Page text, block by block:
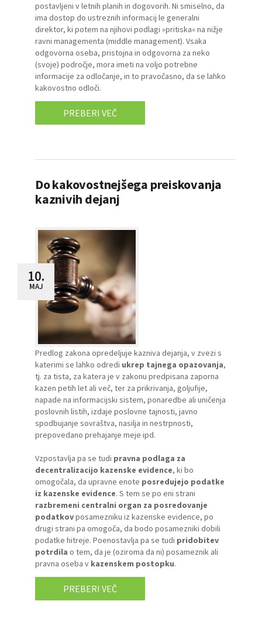
postavljeni v letnih planih in dogovorih. Ni smiselno, da
ima dostop do ustreznih informacij le generalni
direktor, ki potem na njihovi podlagi »pritiska« na nižje
ravni managementa (middle management). Vsaka
odgovorna oseba, pristojna in odgovorna za neko
(svoje) področje, mora imeti na voljo potrebne
informacije za odločanje, in to pravočasno, da se lahko
kakovostno odloči.
PREBERI VEČ
Do kakovostnejšega preiskovanja
kaznivih dejanj
10.
MAJ
Predlog zakona opredeljuje kazniva dejanja, v zvezi s
katerimi se lahko odredi ukrep tajnega opazovanja,
tj. za tista, za katera je v zakonu predpisana zaporna
kazen petih let ali več, ter za prikrivanja, goljufije,
napade na informacijski sistem, ponaredbe ali uničenja
poslovnih listih, izdaje poslovne tajnosti, javno
spodbujanje sovraštva, nasilja in nestrpnosti,
prepovedano prehajanje meje ipd.
Vzpostavlja pa se tudi pravna podlaga za
decentralizacijo kazenske evidence, ki bo
omogočala, da upravne enote posredujejo podatke
iz kazenske evidence. S tem se po eni strani
razbremeni centralni organ za posredovanje
podatkovposamezniku iz kazenske evidence, po
drugi strani pa omogoča, da bodo posamezniki dobili
podatke hitreje. Poenostavlja pa se tudi pridobitev
potrdila o tem, da je (oziroma da ni) posameznik ali
pravna oseba v kazenskem postopku.
PREBERI VEČ